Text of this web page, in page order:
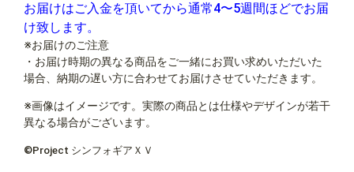
お届けはご入金を頂いてから通常4〜5週間ほどでお届
け致します。
※お届けのご注意
・お届け時期の異なる商品をご一緒にお買い求めいただいた
場合、納期の遅い方に合わせてお届けさせていただきます。
※画像はイメージです。実際の商品とは仕様やデザインが若干
異なる場合がございます。
©Project シンフォギアＸＶ